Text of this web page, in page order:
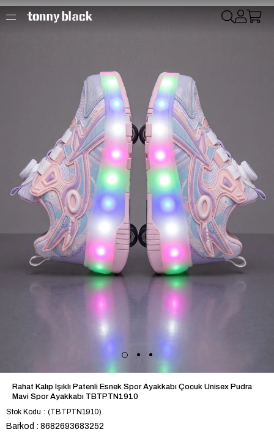
Rahat Kalıp Işıklı Patenli Esnek Spor Ayakkabı Çocuk Unisex Pudra
Mavi Spor Ayakkabı TBTPTN1910
Stok Kodu
(TBTPTN1910)
Barkod : 8682693683252